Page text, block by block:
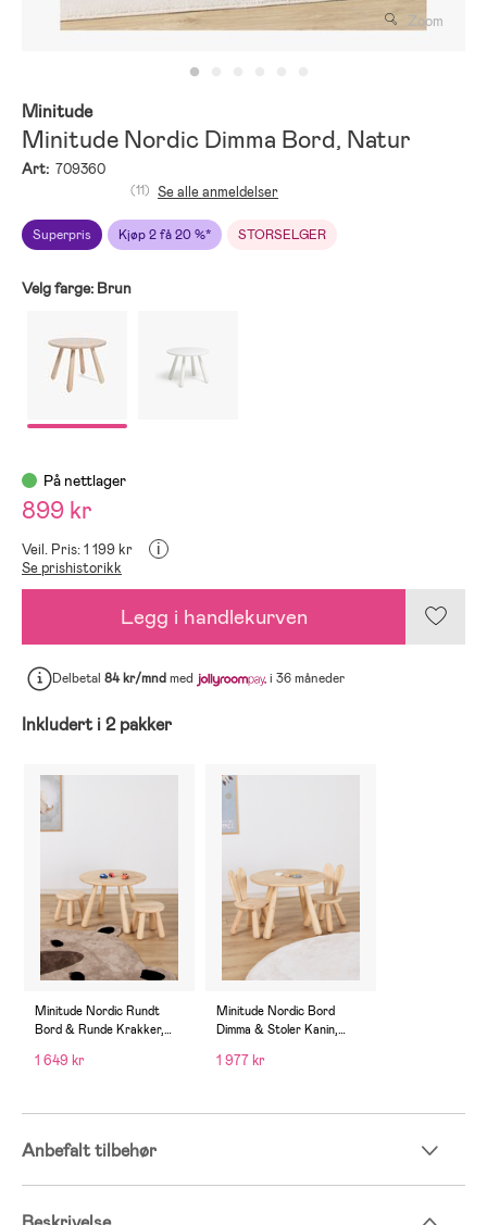
Zoom
Minitude
Minitude Nordic Dimma Bord, Natur
Art: 709360
Superpris Kjøp 2 få 20 %* STORSELGER
(11) Se alle anmeldelser
Velg farge: Brun
På nettlager
899 kr
Veil. Pris: 1 199 kr i
Se prishistorikk
Legg i handlekurven
Delbetal 84 kr/mndmed i 36 måneder
Inkludert i 2 pakker
Minitude Nordic Rundt
Bord & Runde Krakker,
1 649 kr
Minitude Nordic Bord
Dimma & Stoler Kanin,
1 977 kr
Anbefalt tilbehør